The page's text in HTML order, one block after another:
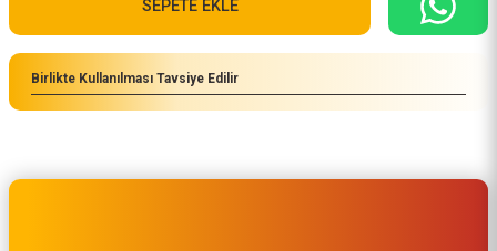
SEPETE EKLE
Birlikte Kullanılması Tavsiye Edilir